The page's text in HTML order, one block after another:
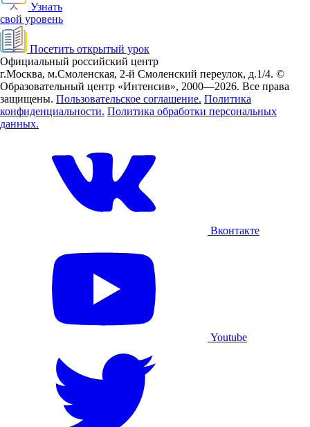
Узнать
свой уровень
Посетить открытый урок
Официальный российский центр
г.Москва, м.Смоленская, 2-й Смоленский переулок, д.1/4. ©
Образовательный центр «Интенсив», 2000—2026. Все права
защищены. Пользовательское соглашение. Политика
конфиденциальности. Политика обработки персональных
данных.
Вконтакте
Youtube